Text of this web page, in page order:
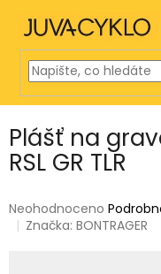
obsah
Plášť na
RSL GR TLR
Průměrné
hodnocení
Neohodnoceno
Značka:BONTRAGER